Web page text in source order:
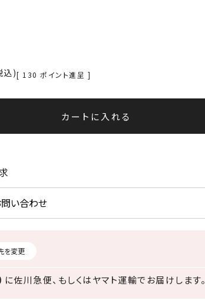
込 [ 130 ポイント進呈 ]
カートに入れる
い合わせ
に佐川急便、もしくはヤマト運輸でお届けします。
を変更